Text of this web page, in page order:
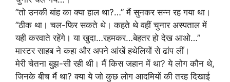
”तो उनकी बांह का क्या हाल था?…” मैं सुनकर सन्न रह गया था।
”ठीक था। चल-फिर सकते थे। कहते थे वहीं चुनार अस्पताल में
यही करवाते रहेंगे। या खुदा…रहमकर…बेहतर हो देख आओ…”
मास्टर साहब ने कहा और अपने आंखें हथेलियों से ढांप लीं।
मेरी चेतना बुझ-सी रही थी। मैं किस जहान में था? ये लोग कौन थे,
जिनके बीच मैं था? क्या ये जो कुछ लोग आदमियों की तरह दिखाई